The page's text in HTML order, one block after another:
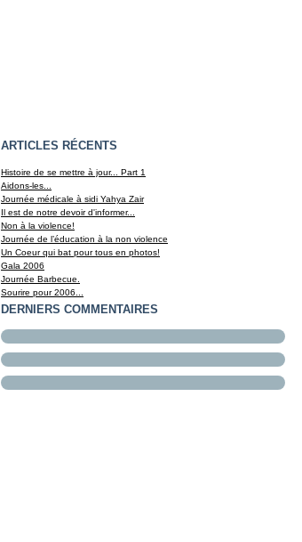
ARTICLES RÉCENTS
Histoire de se mettre à jour... Part 1
Aidons-les...
Journée médicale à sidi Yahya Zair
Il est de notre devoir d'informer...
Non à la violence!
Journée de l’éducation à la non violence
Un Coeur qui bat pour tous en photos!
Gala 2006
Journée Barbecue.
Sourire pour 2006...
DERNIERS COMMENTAIRES